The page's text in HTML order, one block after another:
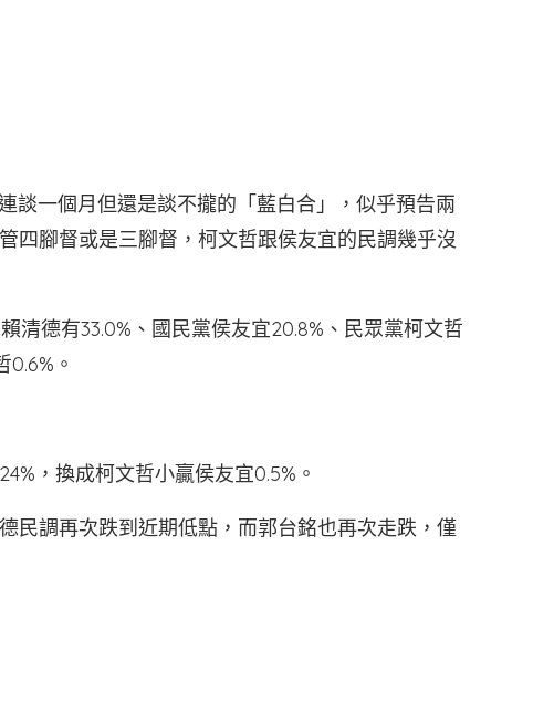
談一個月但還是談不攏的「藍白合」，似乎預告兩
四腳督或是三腳督，柯文哲跟侯友宜的民調幾乎沒
清德有33.0%、國民黨侯友宜20.8%、民眾黨柯文哲
。
，換成柯文哲小贏侯友宜0.5%。
民調再次跌到近期低點，而郭台銘也再次走跌，僅